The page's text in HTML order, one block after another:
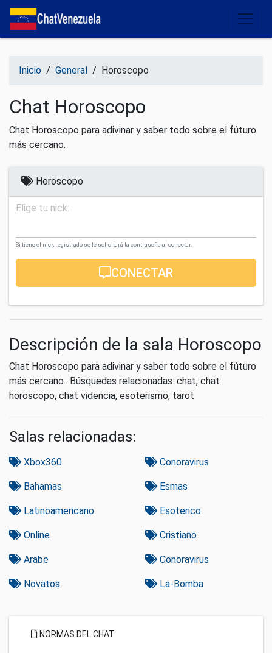
Salir del contenido
Inicio / General / Horoscopo
Chat Horoscopo
Chat Horoscopo para adivinar y saber todo sobre el fúturo
más cercano.
Horoscopo
Elige tu nick:
Si tiene el nick registrado se le solicitará la contraseña al conectar.
CONECTAR
Descripción de la sala Horoscopo
Chat Horoscopo para adivinar y saber todo sobre el fúturo
más cercano.. Búsquedas relacionadas: chat, chat
horoscopo, chat videncia, esoterismo, tarot
Salas relacionadas:
Xbox360 Conoravirus
Bahamas Esmas
Latinoamericano Esoterico
Online Cristiano
Arabe Conoravirus
Novatos La-Bomba
NORMAS DEL CHAT